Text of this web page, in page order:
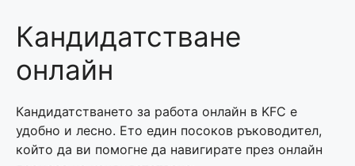
Кандидатстване
онлайн
Кандидатстването за работа онлайн в KFC е
удобно и лесно. Ето един посоков ръководител,
който да ви помогне да навигирате през онлайн